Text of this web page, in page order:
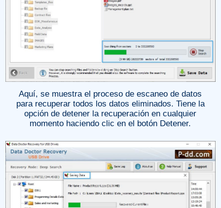
Aquí, se muestra el proceso de escaneo de datos
para recuperar todos los datos eliminados. Tiene la
opción de detener la recuperación en cualquier
momento haciendo clic en el botón Detener.